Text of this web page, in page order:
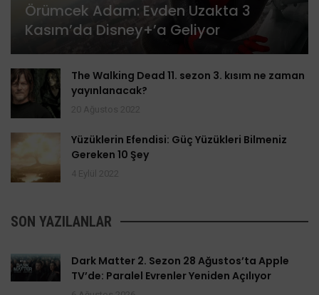
Örümcek Adam: Evden Uzakta 3
Kasım’da Disney+’a Geliyor
The Walking Dead 11. sezon 3. kısım ne zaman
yayınlanacak?
Yüzüklerin Efendisi: Güç Yüzükleri Bilmeniz
Gereken 10 Şey
SON YAZILANLAR
Dark Matter 2. Sezon 28 Ağustos’ta Apple
TV’de: Paralel Evrenler Yeniden Açılıyor